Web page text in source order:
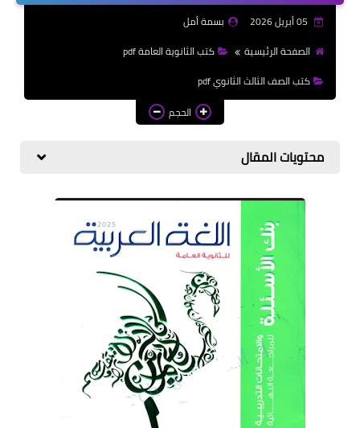
كتب المرحلة الابتدائي
بسمة أمل
الصفحة الرئيسية
كتب الثانوية العامة pdf
كتب الصف الثالث الثانوي pdf
الحجم
محتويات المقال